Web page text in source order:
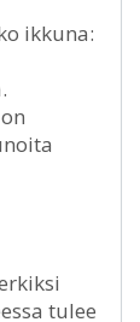
ikkuna:
tulee